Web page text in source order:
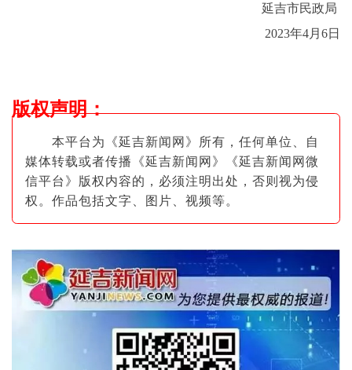
延吉市民政局
2023年4月6日
版权声明：
本平台为《延吉新闻网》所有，任何单位、自
媒体转载或者传播《延吉新闻网》《延吉新闻网微
信平台》版权内容的，必须注明出处，否则视为侵
权。作品包括文字、图片 、视频等。